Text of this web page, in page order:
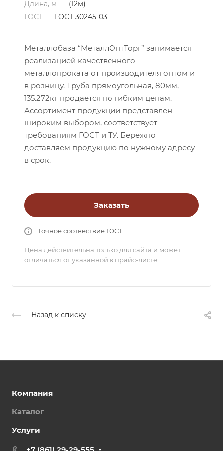
Длина, м — (12м)
ГОСТ — ГОСТ 30245-03
Металлобаза “МеталлОптТорг” занимается
реализацией качественного
металлопроката от производителя оптом и
в розницу. Труба прямоугольная, 80мм,
135.272кг продается по гибким ценам.
Ассортимент продукции представлен
широким выбором, соответствует
требованиям ГОСТ и ТУ. Бережно
доставляем продукцию по нужному адресу
в срок.
Заказать
Точное соотвествие ГОСТ.
Цена действительна только для сайта и может
отличаться от указанной в прайс-листе
Назад к списку
Компания
Каталог
Услуги